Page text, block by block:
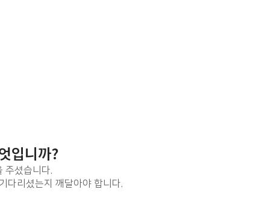
입니까?
주셨습니다.
다리셨는지 깨달아야 합니다.